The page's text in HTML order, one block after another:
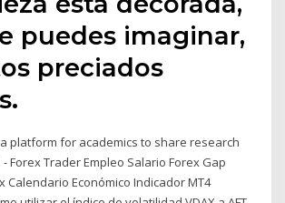
puedes imaginar,
preciados
platform for academics to share research
- Forex Trader Empleo Salario Forex Gap
Calendario Económico Indicador MT4